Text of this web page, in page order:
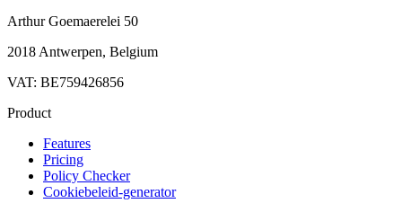
Arthur Goemaerelei 50
2018 Antwerpen, Belgium
VAT: BE759426856
Product
Features
Pricing
Policy Checker
Cookiebeleid-generator